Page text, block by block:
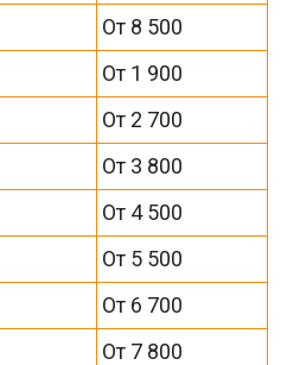
От 8 500
От 1 900
От 2 700
От 3 800
От 4 500
От 5 500
От 6 700
От 7 800